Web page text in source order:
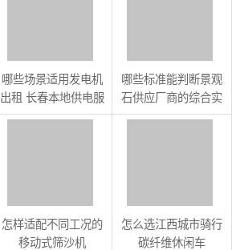
哪些场景适用发电机
出租 长春本地供电服
务参考
哪些标准能判断景观
石供应厂商的综合实
力
怎样适配不同工况的
移动式筛沙机
怎么选江西城市骑行
碳纤维休闲车